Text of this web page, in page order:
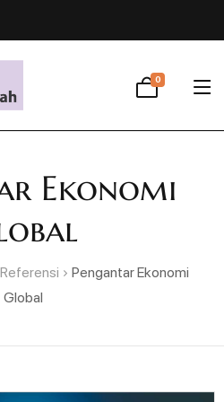
0
Ekonomi
Pengantar Ekonomi
Global